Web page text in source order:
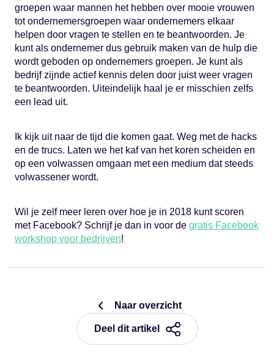
groepen waar mannen het hebben over mooie vrouwen
tot ondernemersgroepen waar ondernemers elkaar
helpen door vragen te stellen en te beantwoorden. Je
kunt als ondernemer dus gebruik maken van de hulp die
wordt geboden op ondernemers groepen. Je kunt als
bedrijf zijnde actief kennis delen door juist weer vragen
te beantwoorden. Uiteindelijk haal je er misschien zelfs
een lead uit.
Ik kijk uit naar de tijd die komen gaat. Weg met de hacks
en de trucs. Laten we het kaf van het koren scheiden en
op een volwassen omgaan met een medium dat steeds
volwassener wordt.
Wil je zelf meer leren over hoe je in 2018 kunt scoren
met Facebook? Schrijf je dan in voor de gratis Facebook
workshop voor bedrijven!
Naar overzicht
Deel dit artikel